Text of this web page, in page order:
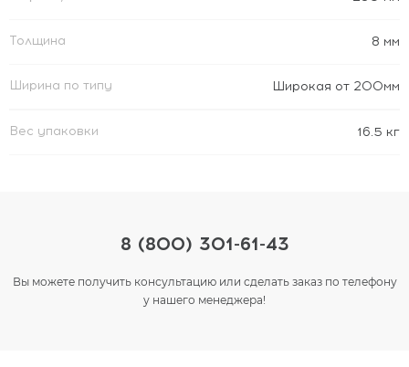
Толщина 8 мм
Ширина по типу Широкая от 200мм
Вес упаковки 16.5 кг
8 (800) 301-61-43
Вы можете получить консультацию или сделать заказ по телефону
у нашего менеджера!